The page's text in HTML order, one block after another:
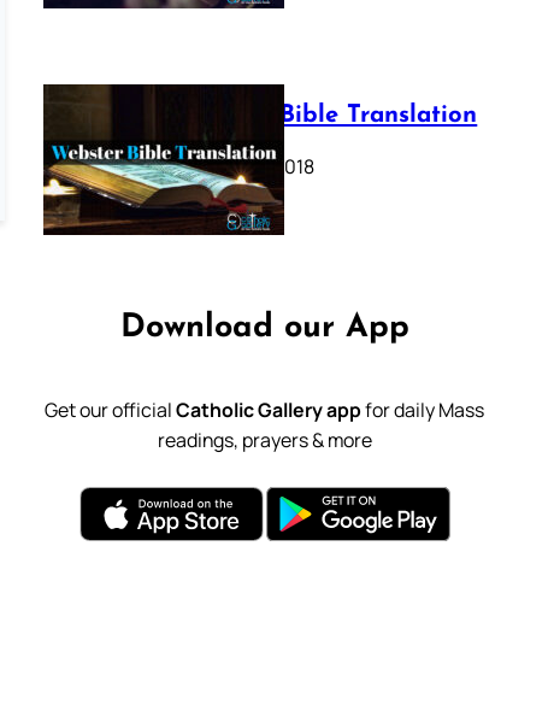
Webster Bible Translation
October 11, 2018
Download our App
Get our officialCatholic Gallery appfor daily Mass
readings, prayers & more